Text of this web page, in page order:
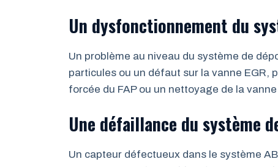
Un dysfonctionnement du
Un problème au niveau du système de
particules ou un défaut sur la vanne EGR,
forcée du FAP ou un nettoyage de la
Une défaillance du système
Un capteur défectueux dans le système